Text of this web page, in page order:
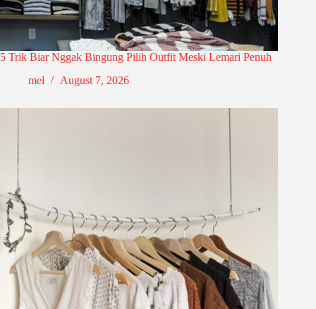
5 Trik Biar Nggak Bingung Pilih Outfit Meski Lemari Penuh
mel
August 7, 2026